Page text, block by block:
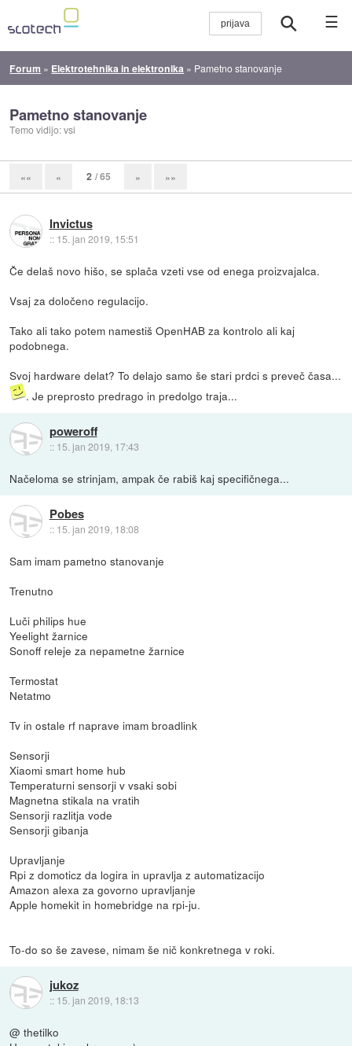
☰
Forum » Elektrotehnika in elektronika » Pametno stanovanje
Pametno stanovanje
Temo vidijo: vsi
«« « 2 / 65 » »»
Invictus
:: 15. jan 2019, 15:51
Če delaš novo hišo, se splača vzeti vse od enega proizvajalca.
Vsaj za določeno regulacijo.
Tako ali tako potem namestiš OpenHAB za kontrolo ali kaj
podobnega.
Svoj hardware delat? To delajo samo še stari prdci s preveč časa...
. Je preprosto predrago in predolgo traja...
poweroff
:: 15. jan 2019, 17:43
Načeloma se strinjam, ampak če rabiš kaj specifičnega...
Pobes
:: 15. jan 2019, 18:08
Sam imam pametno stanovanje
Trenutno
Luči philips hue
Yeelight žarnice
Sonoff releje za nepametne žarnice
Termostat
Netatmo
Tv in ostale rf naprave imam broadlink
Sensorji
Xiaomi smart home hub
Temperaturni sensorji v vsaki sobi
Magnetna stikala na vratih
Sensorji razlitja vode
Sensorji gibanja
Upravljanje
Rpi z domoticz da logira in upravlja z automatizacijo
Amazon alexa za govorno upravljanje
Apple homekit in homebridge na rpi-ju.
To-do so še zavese, nimam še nič konkretnega v roki.
jukoz
:: 15. jan 2019, 18:13
@ thetilko